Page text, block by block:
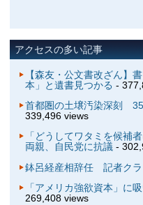
アクセスの多い記事
【森友・公文書改ざん】
本」と遺書見つかる -
首都圏の土壌汚染深刻
339,496 views
「どうしてワタミを候補
両親、自民党に抗議-
鉢呂経産相辞任 記者クラ
「アメリカ強欲資本」に
269,408 views